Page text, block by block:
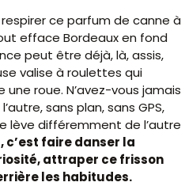
ce parfum de canne à
efface Bordeaux en fond
peut être déjà, là, assis,
valise à roulettes qui
roue. N’avez-vous jamais
sans plan, sans GPS,
lève différemment de l’autre
c’est faire danser la
attraper ce frisson
les habitudes.